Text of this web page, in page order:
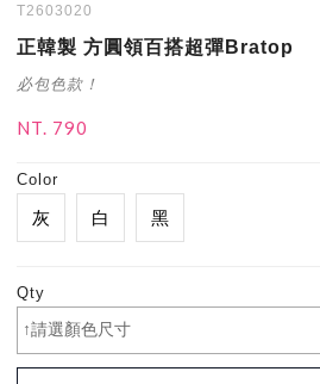
T2603020
正韓製 方圓領百搭超彈Bratop
必包色款！
NT. 790
Color
灰 白 黑
Qty